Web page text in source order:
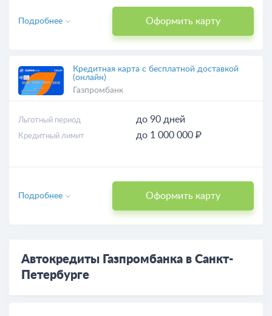
Оформить карту
Подробнее
Кредитная карта с бесплатной доставкой
(онлайн)
Газпромбанк
Льготный период до 90 дней
Кредитный лимит до 1 000 000 ₽
Оформить карту
Подробнее
Автокредиты Газпромбанка в Санкт-
Петербурге